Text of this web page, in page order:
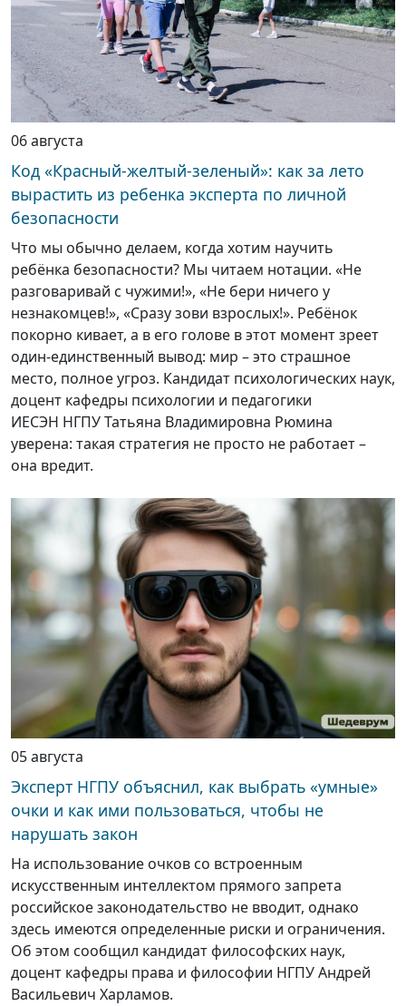
06 августа
Код «Красный-желтый-зеленый»: как за лето
вырастить из ребенка эксперта по личной
безопасности
Что мы обычно делаем, когда хотим научить
ребёнка безопасности? Мы читаем нотации. «Не
разговаривай с чужими!», «Не бери ничего у
незнакомцев!», «Сразу зови взрослых!». Ребёнок
покорно кивает, а в его голове в этот момент зреет
один-единственный вывод: мир – это страшное
место, полное угроз. Кандидат психологических наук,
доцент кафедры психологии и педагогики
ИЕСЭН НГПУ Татьяна Владимировна Рюмина
уверена: такая стратегия не просто не работает –
она вредит.
05 августа
Эксперт НГПУ объяснил, как выбрать «умные»
очки и как ими пользоваться, чтобы не
нарушать закон
На использование очков со встроенным
искусственным интеллектом прямого запрета
российское законодательство не вводит, однако
здесь имеются определенные риски и ограничения.
Об этом сообщил кандидат философских наук,
доцент кафедры права и философии НГПУ Андрей
Васильевич Харламов.